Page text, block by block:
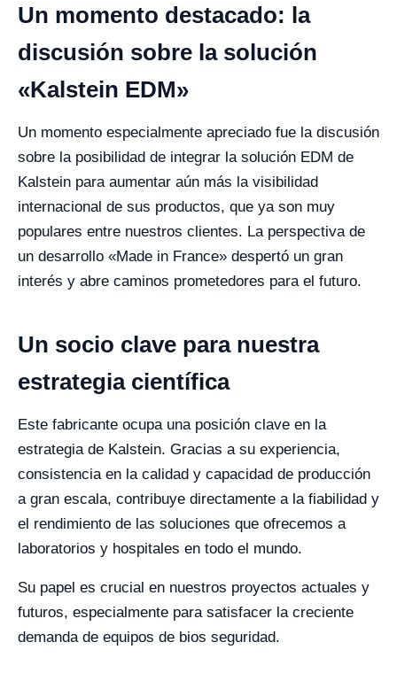
Un momento destacado: la
discusión sobre la solución
«Kalstein EDM»
Un momento especialmente apreciado fue la discusión
sobre la posibilidad de integrar la solución EDM de
Kalstein para aumentar aún más la visibilidad
internacional de sus productos, que ya son muy
populares entre nuestros clientes. La perspectiva de
un desarrollo «Made in France» despertó un gran
interés y abre caminos prometedores para el futuro.
Un socio clave para nuestra
estrategia científica
Este fabricante ocupa una posición clave en la
estrategia de Kalstein. Gracias a su experiencia,
consistencia en la calidad y capacidad de producción
a gran escala, contribuye directamente a la fiabilidad y
el rendimiento de las soluciones que ofrecemos a
laboratorios y hospitales en todo el mundo.
Su papel es crucial en nuestros proyectos actuales y
futuros, especialmente para satisfacer la creciente
demanda de equipos de bios seguridad.